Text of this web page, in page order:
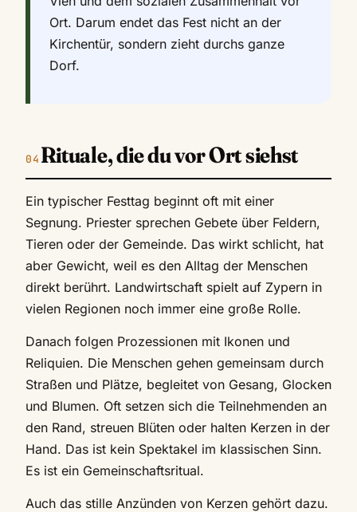
Ort. Darum endet das Fest nicht an der
Kirchentür, sondern zieht durchs ganze
Dorf.
Rituale, die du vor Ort siehst
Ein typischer Festtag beginnt oft mit einer
Segnung. Priester sprechen Gebete über Feldern,
Tieren oder der Gemeinde. Das wirkt schlicht, hat
aber Gewicht, weil es den Alltag der Menschen
direkt berührt. Landwirtschaft spielt auf Zypern in
vielen Regionen noch immer eine große Rolle.
Danach folgen Prozessionen mit Ikonen und
Reliquien. Die Menschen gehen gemeinsam durch
Straßen und Plätze, begleitet von Gesang, Glocken
und Blumen. Oft setzen sich die Teilnehmenden an
den Rand, streuen Blüten oder halten Kerzen in der
Hand. Das ist kein Spektakel im klassischen Sinn.
Es ist ein Gemeinschaftsritual.
Auch das stille Anzünden von Kerzen gehört dazu.